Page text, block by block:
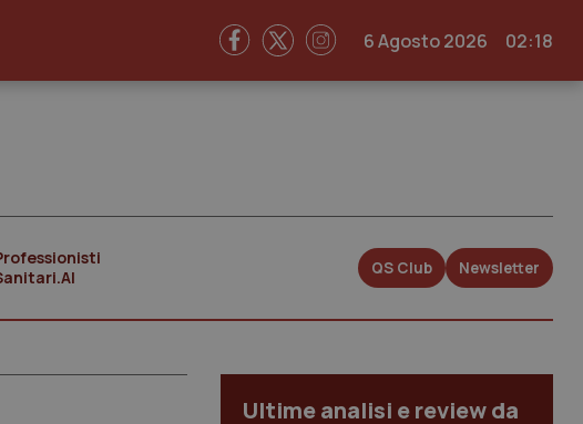
6 Agosto 2026 02:18
QS Club Newsletter
Ultime analisi e review da